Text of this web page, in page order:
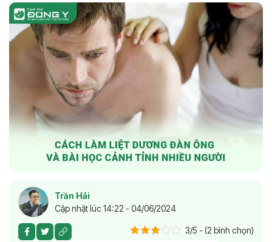
Trần Hải
Cập nhật lúc 14:22 - 04/06/2024
3/5 - (2 bình chọn)